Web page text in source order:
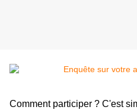
Comment participer ? C'est